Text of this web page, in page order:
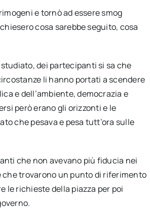
e tornò ad essere smog
cosa sarebbe seguito, cosa
dei partecipanti si sa che
li hanno portati a scendere
e dell’ambiente, democrazia e
però erano gli orizzonti e le
che pesava e pesa tutt’ora sulle
che non avevano più fiducia nei
trovarono un punto di riferimento
le richieste della piazza per poi